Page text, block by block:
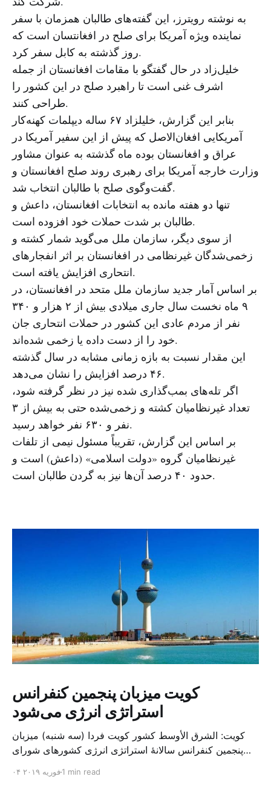
به نوشته رویترز، این گفته‌های طالبان همزمان با سفر
نماینده ویژه آمریکا برای صلح در افغانتسان است که
روز گذشته به کابل سفر کرد.
خلیل‌زاد در حال گفتگو با مقامات افغانستان از جمله
اشرف غنی است تا راهبرد صلح در این کشور را
طراحی کنند.
بنابر این گزارش، خلیلزاد ۶۷ ساله دیپلمات کهنه‌کار
آمریکایی افغان‌الاصل که پیش از این سفیر آمریکا در
عراق و افغانستان بوده ماه گذشته به عنوان مشاور
وزارت خارجه آمریکا برای رهبری روند صلح افغانستان و
گفت‌وگوی صلح با طالبان انتخاب شد.
تنها دو هفته مانده به انتخابات افغانستان، داعش و
طالبان بر شدت حملات خود افزوده است.
از سوی دیگر، سازمان ملل می‌گوید شمار کشته‌ و
زخمی‌شدگان غیرنظامی در افغانستان بر اثر انفجارهای
انتحاری افزایش یافته است.
بر اساس آمار جدید سازمان ملل متحد در افغانستان، در
۹ ماه نخست سال جاری میلادی بیش از ۲ هزار و ۳۴۰
نفر از مردم عادی این کشور در حملات انتحاری جان
خود را از دست داده‌ یا زخمی شده‌اند.
این مقدار نسبت به بازه زمانی مشابه در سال گذشته
۴۶ درصد افزایش را نشان می‌دهد.
اگر تله‌های بمب‌گذاری شده نیز در نظر گرفته شود،
تعداد غیرنظامیان کشته و زخمی‌شده حتی به بیش از ۳
نفر و ۶۳۰ نفر خواهد رسید.
بر اساس این گزارش، تقریباً مسئول نیمی از تلفات
غیرنظامیان گروه «دولت اسلامی» (داعش) است و
حدود ۴۰ درصد آن‌ها نیز به گردن طالبان است.
کویت میزبان پنجمین کنفرانس
استراتژی انرژی می‌شود
کویت: الشرق الأوسط کشور کویت فردا (سه شنبه) میزبان
پنجمین کنفرانس سالانهٔ استراتژی انرژی کشورهای شورای
متخصص از شرکت‌های جهانی نفت و گاز در این کنفرانس
۰۴ فوریه ۲۰۱۹1 min read